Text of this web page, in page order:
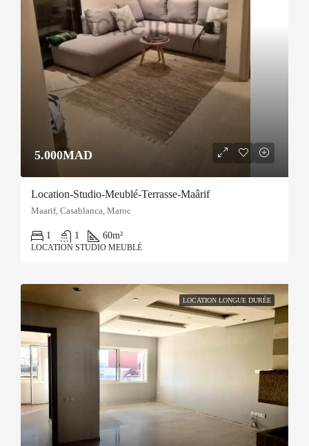
5.000MAD
Location-Studio-Meublé-Terrasse-Maârif
Maarif, Casablanca, Maroc
1 1 60m²
LOCATION STUDIO MEUBLÉ
LOCATION LONGUE DURÉE